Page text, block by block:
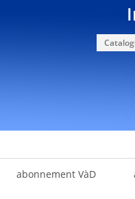
abonnement VàD